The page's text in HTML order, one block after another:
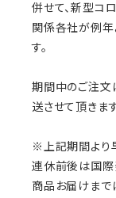
併せて、新型コ
関係各社が例年
す。
期間中のご注文
送させて頂きます
※上記期間より
連休前後は国際
商品お届けまで